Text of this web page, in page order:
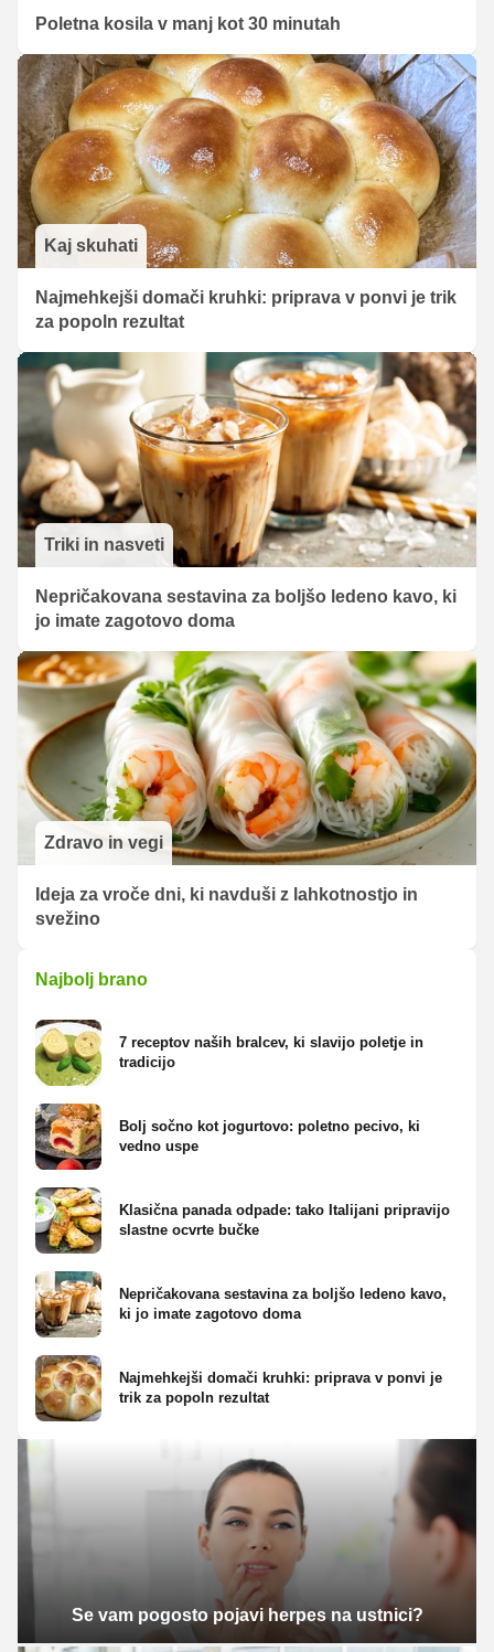
Poletna kosila v manj kot 30 minutah
Kaj skuhati
Najmehkejši domači kruhki: priprava v ponvi je trik
za popoln rezultat
Triki in nasveti
Nepričakovana sestavina za boljšo ledeno kavo, ki
jo imate zagotovo doma
Zdravo in vegi
Ideja za vroče dni, ki navduši z lahkotnostjo in
svežino
Najbolj brano
7 receptov naših bralcev, ki slavijo poletje in
tradicijo
Bolj sočno kot jogurtovo: poletno pecivo, ki
vedno uspe
Klasična panada odpade: tako Italijani pripravijo
slastne ocvrte bučke
Nepričakovana sestavina za boljšo ledeno kavo,
ki jo imate zagotovo doma
Najmehkejši domači kruhki: priprava v ponvi je
trik za popoln rezultat
Se vam pogosto pojavi herpes na ustnici?